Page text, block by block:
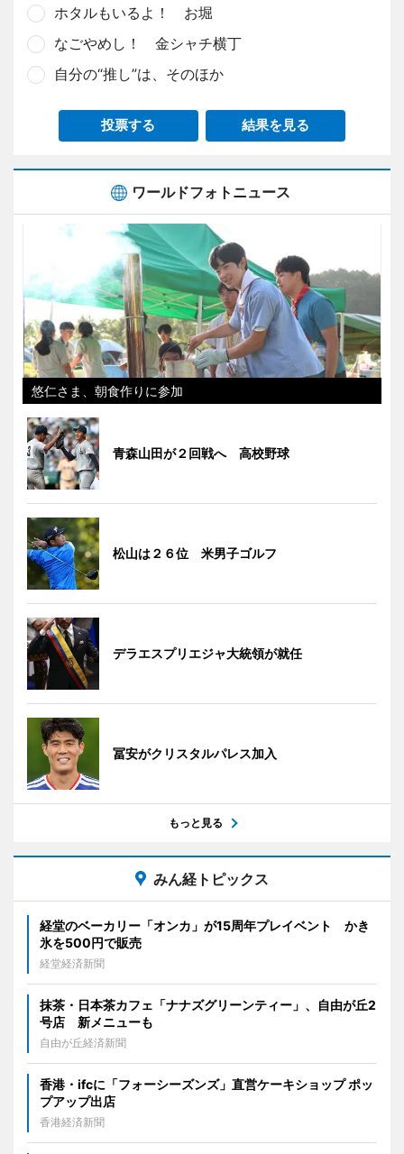
ホタルもいるよ！ お堀
なごやめし！ 金シャチ横丁
自分の“推し”は、そのほか
投票する 結果を見る
ワールドフォトニュース
悠仁さま、朝食作りに参加
青森山田が２回戦へ 高校野球
松山は２６位 米男子ゴルフ
デラエスプリエジャ大統領が就任
冨安がクリスタルパレス加入
もっと見る
みん経トピックス
経堂のベーカリー「オンカ」が15周年プレイベント かき
氷を500円で販売
経堂経済新聞
抹茶・日本茶カフェ「ナナズグリーンティー」、自由が丘2
号店 新メニューも
自由が丘経済新聞
香港・ifcに「フォーシーズンズ」直営ケーキショップ ポッ
プアップ出店
香港経済新聞